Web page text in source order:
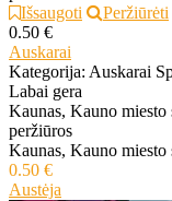
Išsaugoti
Peržiūrėti
0.50 €
Auskarai
Kategorija: Auskarai
Labai gera
Kaunas, Kauno
peržiūros
Kaunas, Kauno
0.50 €
Austėja